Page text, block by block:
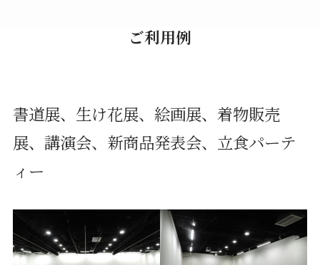
ご利用例
書道展、生け花展、絵画展、着物販売
展、講演会、新商品発表会、立食パーテ
ィー